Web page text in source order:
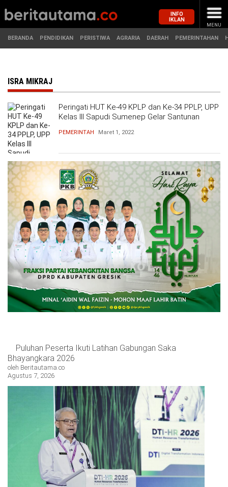
MASUK
BERANDA
PERISTIWA
AGRARIA
DAERAH
PEMERINTAHAN
OPINI
PENDIDIKAN
HUKUM
EKONOMI
OLAHRAGA
PENDIDIKAN
HIBURAN
BERITABARU.CO
KABARBARU.CO
SERIKATNEWS.COM
PEWARTANUSANTARA.COM
LANGGAR.CO
JOBNAS.COM
SURAU.CO
REDAKSI
TENTANG
KERJASAMA
PEDOMAN
INFO
IKLAN
MENU
BERANDA PENDIDIKAN PERISTIWA AGRARIA DAERAH PEMERINTAHAN
ISRA MIKRAJ
Peringati HUT Ke-49 KPLP dan Ke-34 PPLP, UPP
Kelas III Sapudi Sumenep Gelar Santunan
PEMERINTAH Maret 1, 2022
Puluhan Peserta Ikuti Latihan Gabungan Saka
Bhayangkara 2026
oleh Beritautama.co
Agustus 7, 2026